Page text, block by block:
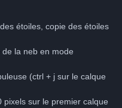
étoiles, copie des étoiles
la neb en mode
(ctrl + j sur le calque
sur le premier calque